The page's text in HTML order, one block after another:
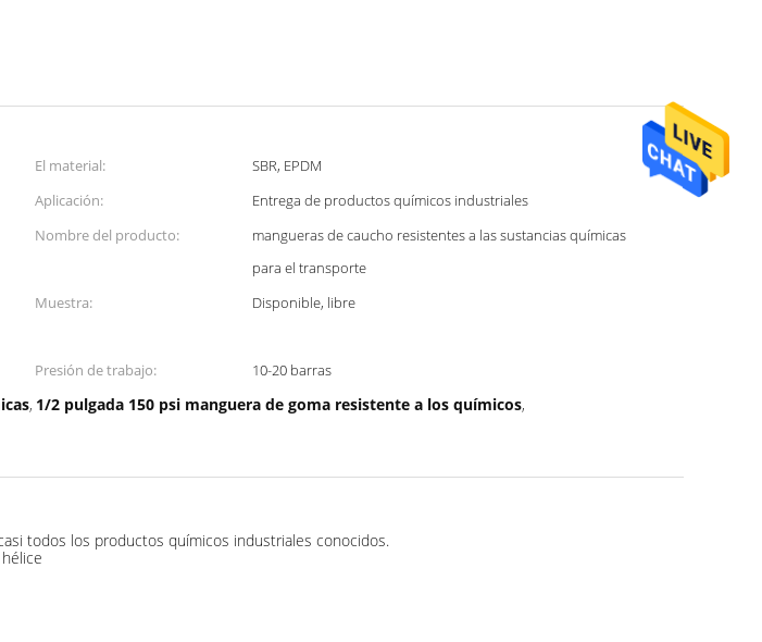
El material:
SBR, EPDM
Aplicación:
Entrega de productos químicos industriales
Nombre del producto:
mangueras de caucho resistentes a las sustancias químicas
para el transporte
Muestra: Disponible, libre
Presión de trabajo:
10-20 barras
, 1/2 pulgada 150 psi manguera de goma resistente a los químicos,
todos los productos químicos industriales conocidos.